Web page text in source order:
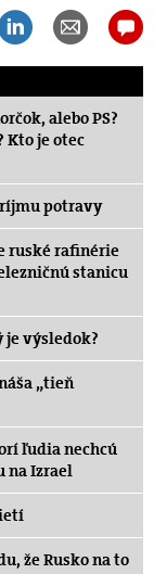
alebo PS?
Kto je otec
potravy
ruské rafinérie
stanicu
je výsledok?
„tieň
ľudia nechcú
na Izrael
že Rusko na to